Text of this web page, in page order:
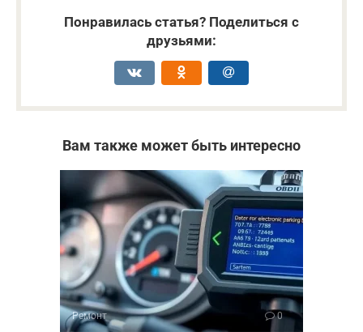
Понравилась статья? Поделиться с
друзьями:
Вам также может быть интересно
Ремонт 0